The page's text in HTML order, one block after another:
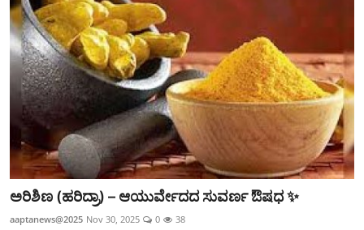
ಅರಿಶಿಣ (ಹರಿದ್ರಾ) – ಆಯುರ್ವೇದದ ಸುವರ್ಣ ಔಷಧ ✨
aaptanews@2025 Nov 30, 2025 0 38